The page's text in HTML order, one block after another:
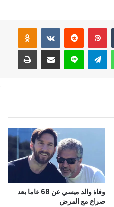
بينتيريست
واتساب لاين
وفاة والد ميسي عن 68 عاما بعد
صراع مع المرض